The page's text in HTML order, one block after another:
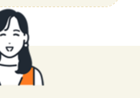
外部に流れ
せんの
せ。
す！「ご紹
適用させて
くは当サイ